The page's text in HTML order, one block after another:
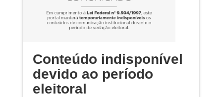
Conteúdo indisponível
devido ao período
eleitoral